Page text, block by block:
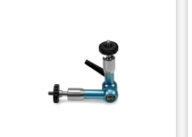
Las
opciones